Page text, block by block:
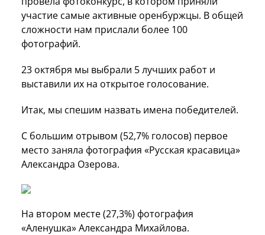
участие самые активные оренбуржцы. В общей
сложности нам прислали более 100
фотографий.
23 октября мы выбрали 5 лучших работ и
выставили их на открытое голосование.
Итак, мы спешим назвать имена победителей.
С большим отрывом (52,7% голосов) первое
место заняла фотография «Русская красавица»
Александра Озерова.
На втором месте (27,3%) фотография
«Аленушка» Александра Михайлова.